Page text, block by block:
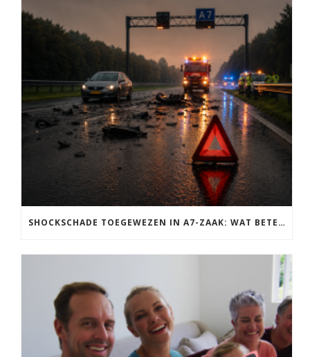
SHOCKSCHADE TOEGEWEZEN IN A7-ZAAK: WAT BETEKENT DIT VOOR NABESTAANDEN?